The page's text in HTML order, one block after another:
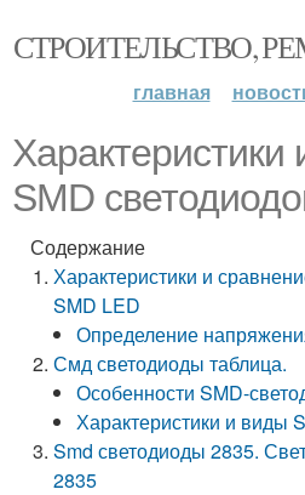
СТРОИТЕЛЬСТВО,
главная
Характеристики
SMD
Содержание
Характеристики и
SMD LED
Определение
Смд светодиоды таблица.
Особенности SMD-
Характеристики и виды
Smd светодиоды 2835.
2835